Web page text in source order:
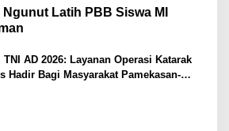
Latih PBB Siswa MI
TNI AD 2026: Layanan Operasi Katarak
Hadir Bagi Masyarakat Pamekasan-